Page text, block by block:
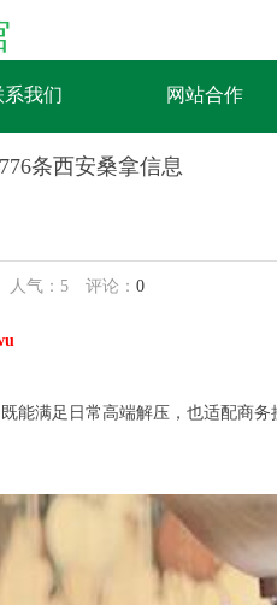
系我们 网站合作
条西安桑拿信息
气： 5评论： 0
满足日常高端解压，也适配商